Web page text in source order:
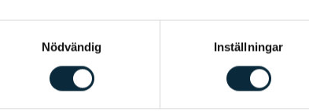
Nödvändig
Inställningar